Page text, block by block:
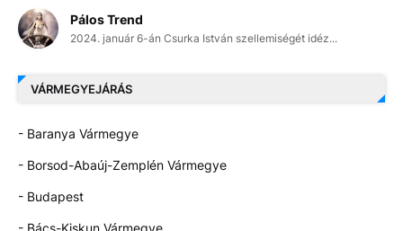
Pálos Trend
2024. január 6-án Csurka István szellemiségét idéz...
VÁRMEGYEJÁRÁS
- Baranya Vármegye
- Borsod-Abaúj-Zemplén Vármegye
- Budapest
- Bács-Kiskun Vármegye